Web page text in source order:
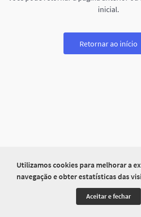
Utilizamos cookies para melhorar a
navegação e obter estatísticas das
Aceitar e fechar
inicial.
Retornar ao início